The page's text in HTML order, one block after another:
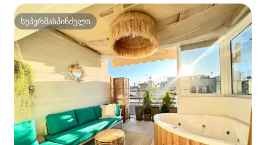
სუპერმასპინძელი
სუპერმასპინძელი